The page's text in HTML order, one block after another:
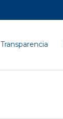
Transparencia